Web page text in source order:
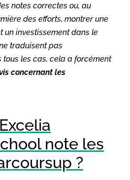
notes correctes ou, au
des efforts, montrer une
un investissement dans le
traduisent pas
tous les cas, cela a forcément
concernant les
note les
?